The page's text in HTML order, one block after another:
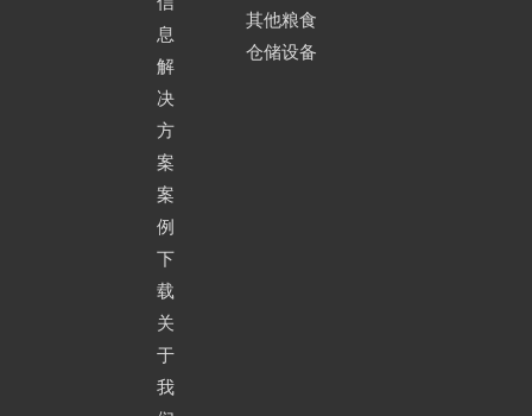
息
解
决
方
案
案
例
下
载
关
于
我
其他粮食
仓储设备